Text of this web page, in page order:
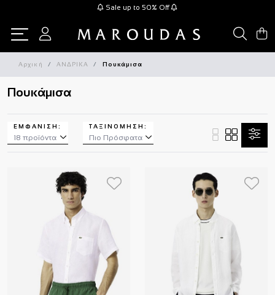
Sale up to 50% Off
Αρχική ΑΝΔΡΙΚΑ Πουκάμισα
Πουκάμισα
ΕΜΦΑΝΙΣΗ: ΤΑΞΙΝΌΜΗΣΗ: